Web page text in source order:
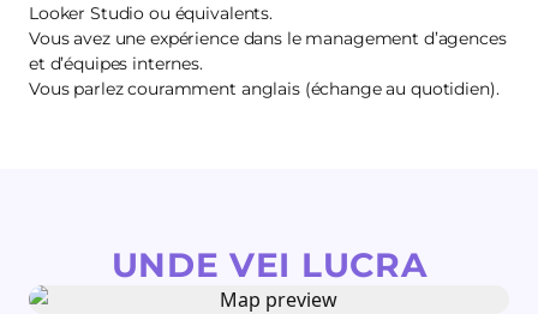
Looker Studio ou équivalents.
Vous avez une expérience dans le management d’agences
et d’équipes internes.
Vous parlez couramment anglais (échange au quotidien).
UNDE VEI LUCRA